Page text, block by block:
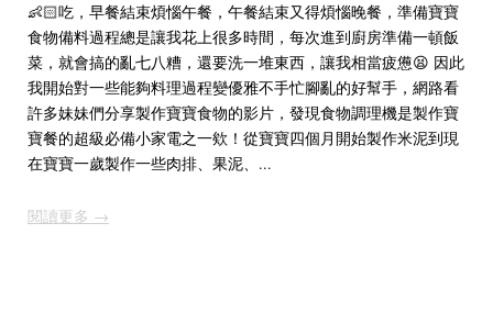
👶🏻吃，早餐結束煩惱午餐，午餐結束又得煩惱晚餐，準備寶寶
食物備料過程總是讓我花上很多時間，每次進到廚房準備一頓飯
菜，就會搞的亂七八糟，還要洗一堆東西，讓我相當疲憊😫 因此
我開始對一些能夠料理過程變優雅不手忙腳亂的好幫手，網路看
許多妹妹們分享製作寶寶食物的影片，發現食物調理機是製作寶
寶餐的超級必備小家電之一欸！從寶寶四個月開始製作米泥到現
在寶寶一歲製作一些肉排、果泥、...
閱讀更多 →